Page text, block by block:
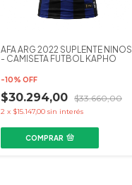
AFA ARG 2022 SUPLENTE NIÑOS
- CAMISETA FUTBOL KAPHO
-10% OFF
$30.294,00 $33.660,00
2 x $15.147,00 sin interés
COMPRAR